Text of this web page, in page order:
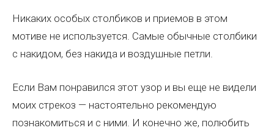
Никаких особых столбиков и приемов в этом
мотиве не используется. Самые обычные столбики
с накидом, без накида и воздушные петли.
Если Вам понравился этот узор и вы еще не видели
моих стрекоз — настоятельно рекомендую
познакомиться и с ними. И конечно же, полюбить